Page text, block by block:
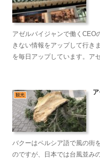
アゼルバイジャンで働くCEO
きない情報をアップして行き
を毎日アップしています。ア
観光
バクーはペルシア語で風の街
のですが、日本では台風並み